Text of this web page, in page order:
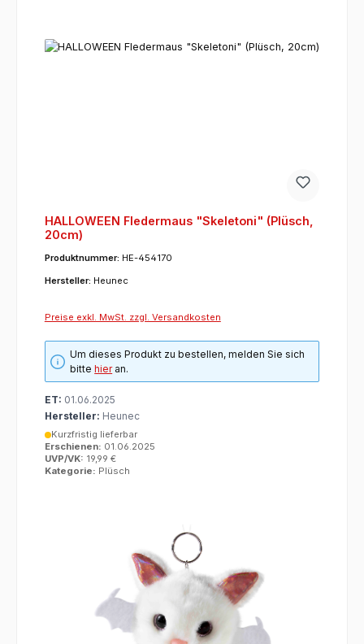
HALLOWEEN Fledermaus "Skeletoni" (Plüsch,
20cm)
Produktnummer: HE-454170
Hersteller: Heunec
Preise exkl. MwSt. zzgl. Versandkosten
Um dieses Produkt zu bestellen, melden Sie sich
bittehieran.
ET: 01.06.2025
Hersteller: Heunec
Kurzfristig lieferbar
Erschienen: 01.06.2025
UVP/VK: 19,99 €
Kategorie: Plüsch